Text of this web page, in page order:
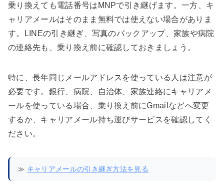
乗り換えても電話番号はMNPで引き継げます。一方、キ
ャリアメールはそのまま無料では使えない場合がありま
す。LINEの引き継ぎ、写真のバックアップ、家族や病院
の連絡先も、乗り換え前に確認しておきましょう。
特に、長年同じメールアドレスを使っている人は注意が
必要です。銀行、病院、自治体、家族連絡にキャリアメ
ールを使っている場合、乗り換え前にGmailなどへ変更
するか、キャリアメール持ち運びサービスを確認してく
ださい。
≫ キャリアメールの引き継ぎ方法を見る